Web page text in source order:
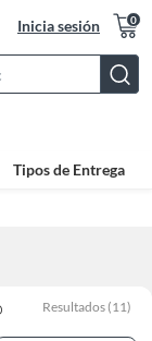
Inicia sesión 0
Bar
Tipos de Entrega
Resultados (11)